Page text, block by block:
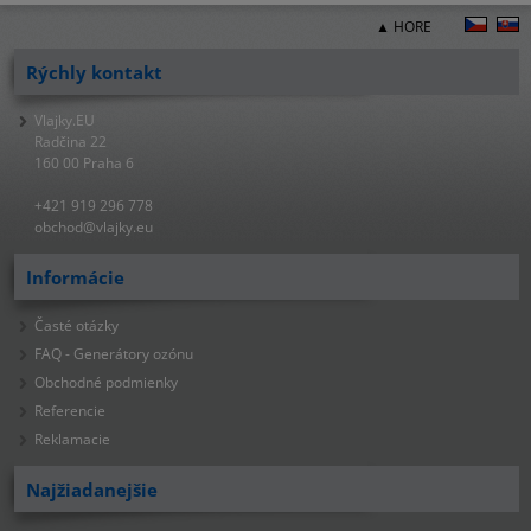
▲ HORE
Rýchly kontakt
Vlajky.EU
Radčina 22
160 00 Praha 6
+421 919 296 778
obchod@vlajky.eu
Informácie
Časté otázky
FAQ - Generátory ozónu
Obchodné podmienky
Referencie
Reklamacie
Najžiadanejšie